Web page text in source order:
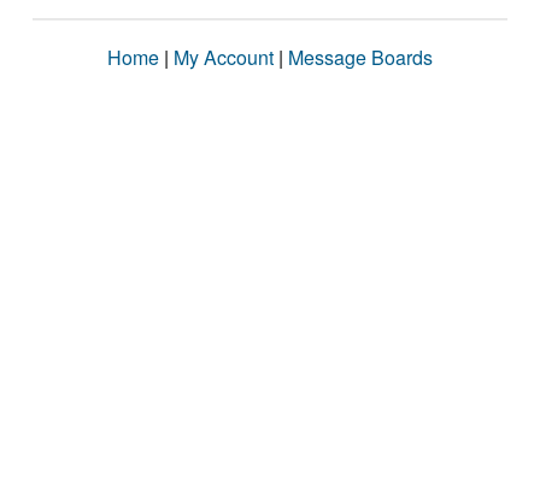
Home | My Account | Message Boards